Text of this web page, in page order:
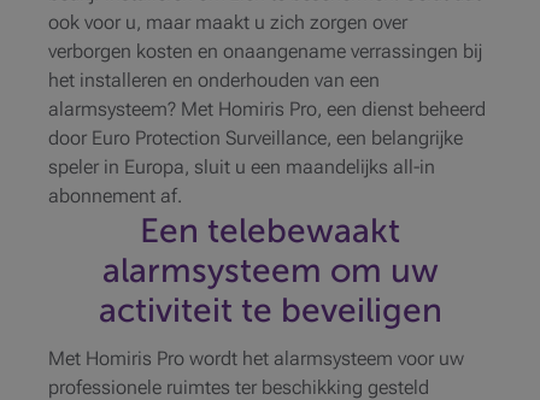
ook voor u, maar maakt u zich zorgen over
verborgen kosten en onaangename verrassingen bij
het installeren en onderhouden van een
alarmsysteem? Met Homiris Pro, een dienst beheerd
door Euro Protection Surveillance, een belangrijke
speler in Europa, sluit u een maandelijks all-in
abonnement af.
Een telebewaakt
alarmsysteem om uw
activiteit te beveiligen
Met Homiris Pro wordt het alarmsysteem voor uw
professionele ruimtes ter beschikking gesteld